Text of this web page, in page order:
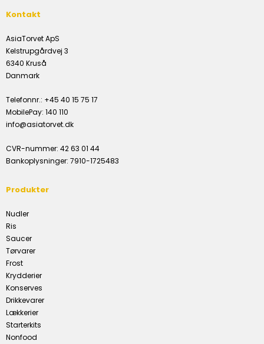
Kontakt
AsiaTorvet ApS
Kelstrupgårdvej 3
6340 Kruså
Danmark
Telefonnr.: +45 40 15 75 17
MobilePay: 140 110
info@asiatorvet.dk
CVR-nummer: 42 63 01 44
Bankoplysninger: 7910-1725483
Produkter
Nudler
Ris
Saucer
Tørvarer
Frost
Krydderier
Konserves
Drikkevarer
Lækkerier
Starterkits
Nonfood